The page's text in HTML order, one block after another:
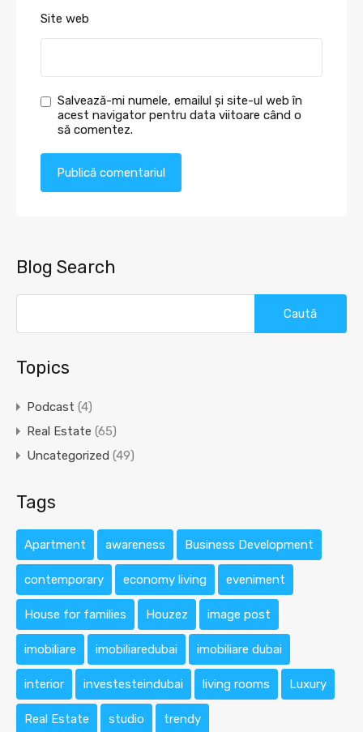
Site web
Salvează-mi numele, emailul și site-ul web în
acest navigator pentru data viitoare când o
să comentez.
Blog Search
Topics
Podcast (4)
Real Estate (65)
Uncategorized (49)
Tags
Apartment awareness Business Development
contemporary economy living eveniment
House for families Houzez image post
imobiliare imobiliaredubai imobiliare dubai
interior investesteindubai living rooms Luxury
Real Estate studio trendy